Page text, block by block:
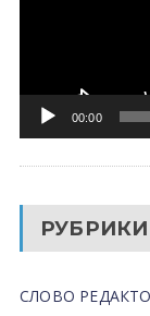
00:00
РУБРИКИ
СЛОВО